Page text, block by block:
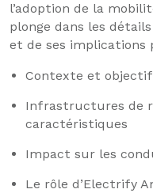
l’adoption de la
plonge dans les
et de ses implications
Contexte et
Infrastructures de
caractéristiques
Impact sur les
Le rôle d’Electrify